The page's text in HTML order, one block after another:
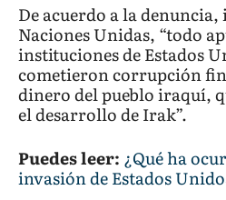
De acuerdo a la
Naciones Unidas, “todo
instituciones de Estados
cometieron corrupción
dinero del pueblo iraquí,
el desarrollo de Irak”.
Puedes leer: ¿Qué ha
invasión de Estados